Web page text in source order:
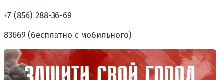
+7 (856) 288-36-69
83669 (бесплатно с мобильного)